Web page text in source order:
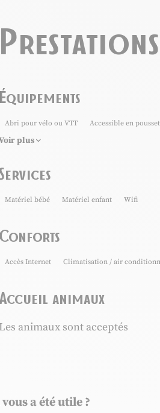
Prestations
Équipements
Abri pour vélo ou VTT Accessible en
plus
Services
Matériel bébé Matériel enfant Wifi
Conforts
Accès Internet Climatisation / air
Accueil animaux
Les animaux sont acceptés
a été utile ?